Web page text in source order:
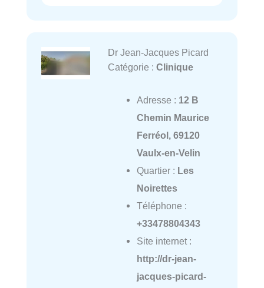
Dr Jean-Jacques Picard
Catégorie : Clinique
Adresse : 12 B
Chemin Maurice
Ferréol, 69120
Vaulx-en-Velin
Quartier : Les
Noirettes
Téléphone :
+33478804343
Site internet :
http://dr-jean-
jacques-picard-